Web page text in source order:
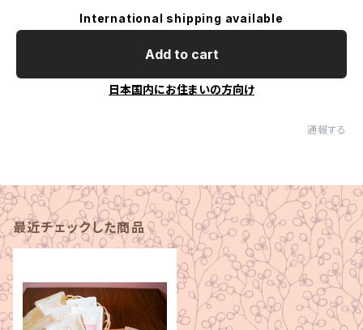
International shipping available
Add to cart
日本国内にお住まいの方向け
通報する
最近チェックした商品